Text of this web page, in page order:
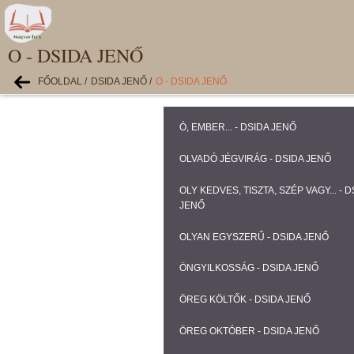
O - DSIDA JENŐ
FŐOLDAL / DSIDA JENŐ / O - DSIDA JENŐ
Ó, EMBER... - DSIDA JENŐ
OLVADÓ JÉGVIRÁG - DSIDA JENŐ
OLY KEDVES, TISZTA, SZÉP VAGY... -
JENŐ
OLYAN EGYSZERŰ - DSIDA JENŐ
ÖNGYILKOSSÁG - DSIDA JENŐ
ÖREG KÖLTŐK - DSIDA JENŐ
ÖREG OKTÓBER - DSIDA JENŐ